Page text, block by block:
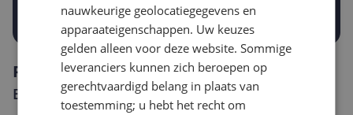
Prijsalert aanzetten
Reviews
Er zijn nog geen reviews geschreven
nauwkeurige geolocatiegegevens en
apparaateigenschappen. Uw keuzes
gelden alleen voor deze website. Sommige
leveranciers kunnen zich beroepen op
gerechtvaardigd belang in plaats van
toestemming; u hebt het recht om